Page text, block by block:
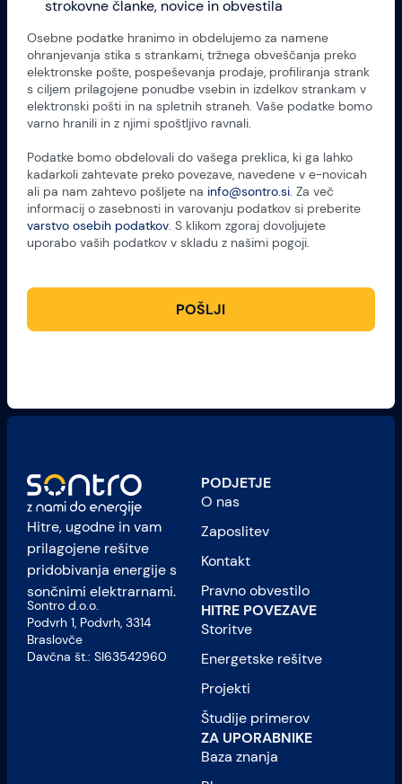
strokovne članke, novice in obvestila
Osebne podatke hranimo in obdelujemo za namene
ohranjevanja stika s strankami, tržnega obveščanja preko
elektronske pošte, pospeševanja prodaje, profiliranja strank
s ciljem prilagojene ponudbe vsebin in izdelkov strankam v
elektronski pošti in na spletnih straneh. Vaše podatke bomo
varno hranili in z njimi spoštljivo ravnali.
Podatke bomo obdelovali do vašega preklica, ki ga lahko
kadarkoli zahtevate preko povezave, navedene v e-novicah
ali pa nam zahtevo pošljete na info@sontro.si. Za več
informacij o zasebnosti in varovanju podatkov si preberite
varstvo osebih podatkov. S klikom zgoraj dovoljujete
uporabo vaših podatkov v skladu z našimi pogoji.
POŠLJI
Hitre, ugodne in vam
prilagojene rešitve
pridobivanja energije s
sončnimi elektrarnami.
Sontro d.o.o.
Podvrh 1, Podvrh, 3314
Braslovče
Davčna št.: SI63542960
PODJETJE
O nas
Zaposlitev
Kontakt
Pravno obvestilo
HITRE POVEZAVE
Storitve
Energetske rešitve
Projekti
Študije primerov
ZA UPORABNIKE
Baza znanja